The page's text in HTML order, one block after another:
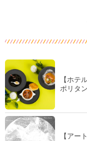
【ホテ
ポリタ
【アー